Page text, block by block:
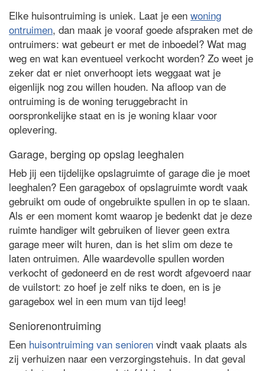
Elke huisontruiming is uniek. Laat je een woning
ontruimen, dan maak je vooraf goede afspraken met de
ontruimers: wat gebeurt er met de inboedel? Wat mag
weg en wat kan eventueel verkocht worden? Zo weet je
zeker dat er niet onverhoopt iets weggaat wat je
eigenlijk nog zou willen houden. Na afloop van de
ontruiming is de woning teruggebracht in
oorspronkelijke staat en is je woning klaar voor
oplevering.
Garage, berging op opslag leeghalen
Heb jij een tijdelijke opslagruimte of garage die je moet
leeghalen? Een garagebox of opslagruimte wordt vaak
gebruikt om oude of ongebruikte spullen in op te slaan.
Als er een moment komt waarop je bedenkt dat je deze
ruimte handiger wilt gebruiken of liever geen extra
garage meer wilt huren, dan is het slim om deze te
laten ontruimen. Alle waardevolle spullen worden
verkocht of gedoneerd en de rest wordt afgevoerd naar
de vuilstort: zo hoef je zelf niks te doen, en is je
garagebox wel in een mum van tijd leeg!
Seniorenontruiming
Een huisontruiming van senioren vindt vaak plaats als
zij verhuizen naar een verzorgingstehuis. In dat geval